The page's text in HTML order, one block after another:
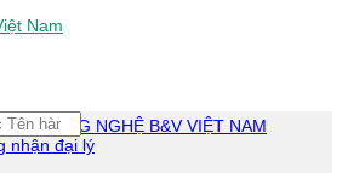
CÔNG NGHỆ B&V VIỆT NAM
nhận đại lý